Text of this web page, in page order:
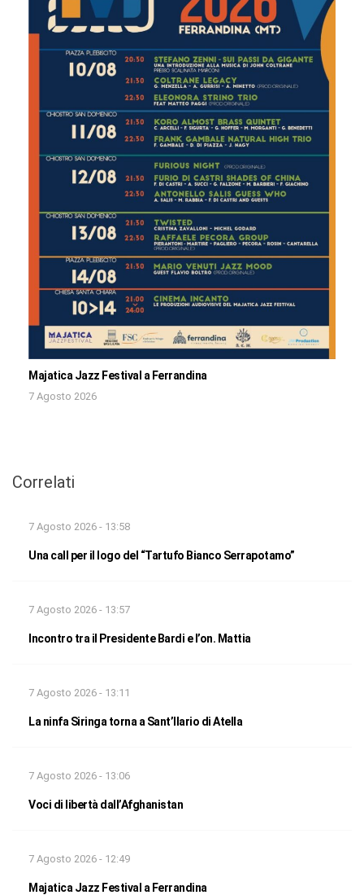
Majatica Jazz Festival a Ferrandina
7 Agosto 2026
Correlati
7 Agosto 2026 - 13:58
Una call per il logo del “Tartufo Bianco Serrapotamo”
7 Agosto 2026 - 13:57
Incontro tra il Presidente Bardi e l’on. Mattia
7 Agosto 2026 - 13:11
La ninfa Siringa torna a Sant’Ilario di Atella
7 Agosto 2026 - 13:06
Voci di libertà dall’Afghanistan
7 Agosto 2026 - 12:49
Majatica Jazz Festival a Ferrandina